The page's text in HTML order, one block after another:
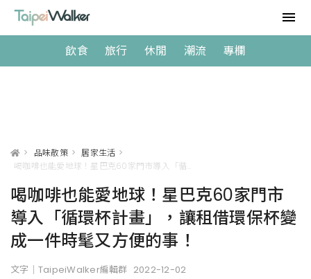
飲食 旅行 休閒 潮流 專欄
> 品味散策 > 居家生活 >
喝咖啡也能愛地球！星巴克60家門市
導入「循環杯計畫」，讓租借環保杯變
成一件時髦又方便的事！
文字｜TaipeiWalker編輯群 2022-12-02